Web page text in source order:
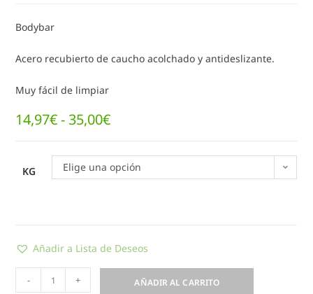
Bodybar
Acero recubierto de caucho acolchado y antideslizante.
Muy fácil de limpiar
14,97€ - 35,00€
KG Elige una opción
Añadir a Lista de Deseos
- + AÑADIR AL CARRITO